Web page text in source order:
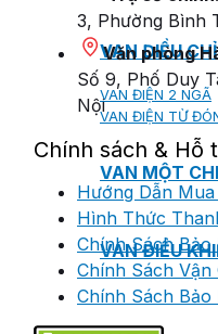
VAN ĐIỀU
VAN ĐIỆN 2 NGÃ
VAN ĐIỆN TỪ
VAN MỘT
VAN ĐIỀU
3, Phường Bình
Văn phòng
Số 9, Phố Duy
Nội
Chính sách & Hỗ
Hướng Dẫn
Hình Thức
Chính Sách
Chính Sách Vận
Chính Sách